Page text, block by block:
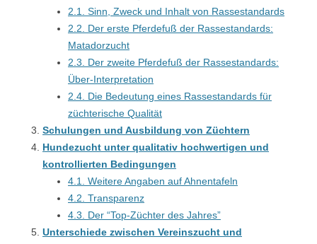
2.1. Sinn, Zweck und Inhalt von Rassestandards
2.2. Der erste Pferdefuß der Rassestandards:
Matadorzucht
2.3. Der zweite Pferdefuß der Rassestandards:
Über-Interpretation
2.4. Die Bedeutung eines Rassestandards für
züchterische Qualität
Schulungen und Ausbildung von Züchtern
Hundezucht unter qualitativ hochwertigen und
kontrollierten Bedingungen
4.1. Weitere Angaben auf Ahnentafeln
4.2. Transparenz
4.3. Der “Top-Züchter des Jahres”
Unterschiede zwischen Vereinszucht und